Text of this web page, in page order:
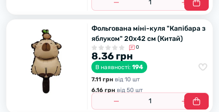
Фольгована міні-куля "Капібара з
яблуком" 20х42 см (Китай)
0
8.36 грн
В наявності: 194
7.11 грн вiд 10 шт
6.16 грн вiд 50 шт